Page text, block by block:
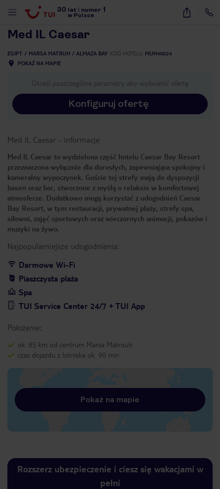
30 lat numer 1
w Polsce
17
Med IL Caesar
EGIPT MARSA MATRUH ALMAZA BAY KOD HOTELU MUH40024
POKAŻ NA MAPIE
Określ poszczególne parametry aby wyświetlić ofertę
Konfiguruj ofertę
Med IL Caesar - informacje
Med IL Caesar to wydzielona część hotelu Caesar Bay Resort
przeznaczona wyłącznie dla dorosłych, zapewniająca spokojny i
kameralny wypoczynek. Goście tej strefy mają do dyspozycji
basen oraz bar, stworzone z myślą o relaksie w komfortowej
atmosferze. Dodatkowo mogą korzystać z udogodnień Caesar
Bay Resort, w tym restauracji, prywatnej plaży, strefy spa,
siłowni, zajęć sportowych oraz wieczornych animacji, pokazów i
muzyki na żywo.
Najpopularniejsze udogodnienia:
Darmowe Wi-Fi
Piaszczysta plaża
Spa
TUI Service Center 24/7 + TUI App
Położenie:
ok. 85 km od centrum Marsa Matrouh
czas dojazdu z lotniska ok. 90 min
Pokaż na mapie
Rozszerz ubezpieczenie i ciesz się wakacjami w
pełni